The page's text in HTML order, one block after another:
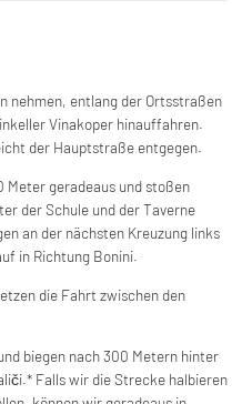
nehmen, entlang der Ortsstraßen
Vinakoper hinauffahren.
der Hauptstraße entgegen.
Meter geradeaus und stoßen
der Schule und der Taverne
an der nächsten Kreuzung links
in Richtung Bonini.
die Fahrt zwischen den
biegen nach 300 Metern hinter
Falls wir die Strecke halbieren